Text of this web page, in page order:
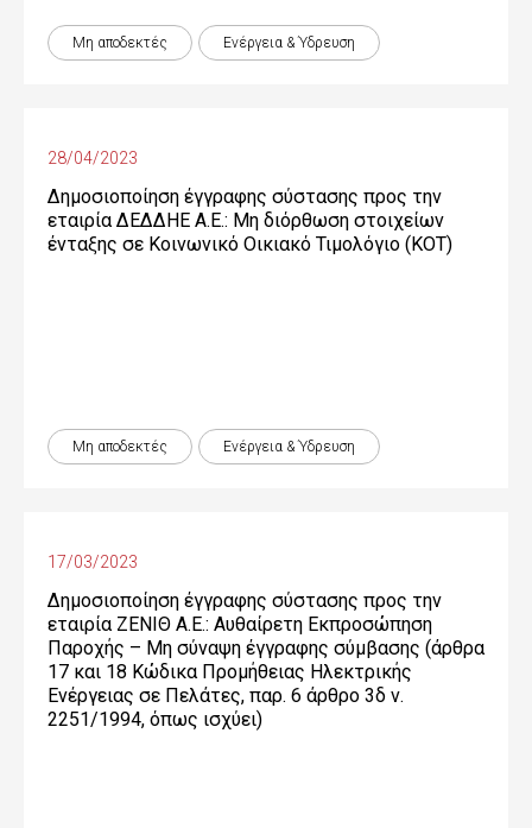
Μη αποδεκτές Ενέργεια & Ύδρευση
28/04/2023
Δημοσιοποίηση έγγραφης σύστασης προς την
εταιρία ΔΕΔΔΗΕ Α.Ε.: Μη διόρθωση στοιχείων
ένταξης σε Κοινωνικό Οικιακό Τιμολόγιο (ΚΟΤ)
Μη αποδεκτές Ενέργεια & Ύδρευση
17/03/2023
Δημοσιοποίηση έγγραφης σύστασης προς την
εταιρία ΖΕΝΙΘ Α.Ε.: Αυθαίρετη Εκπροσώπηση
Παροχής – Μη σύναψη έγγραφης σύμβασης (άρθρα
17 και 18 Κώδικα Προμήθειας Ηλεκτρικής
Ενέργειας σε Πελάτες, παρ. 6 άρθρο 3δ ν.
2251/1994, όπως ισχύει)